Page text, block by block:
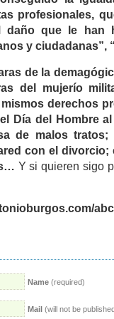
profesionales,
daño que le han
y ciudadanas”,
de la
del mujerío
derechos
Día del Hombre
de malos
con el divorcio;
Y si quieren sigo
Name (required)
Mail (will not be